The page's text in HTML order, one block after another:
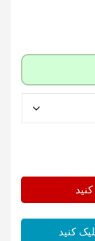
کنید